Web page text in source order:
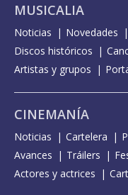
MUSICALIA
Noticias Novedades
Discos históricos
Artistas y grupos
CINEMANÍA
Noticias Cartelera
Avances
Tráilers
Actores y actrices